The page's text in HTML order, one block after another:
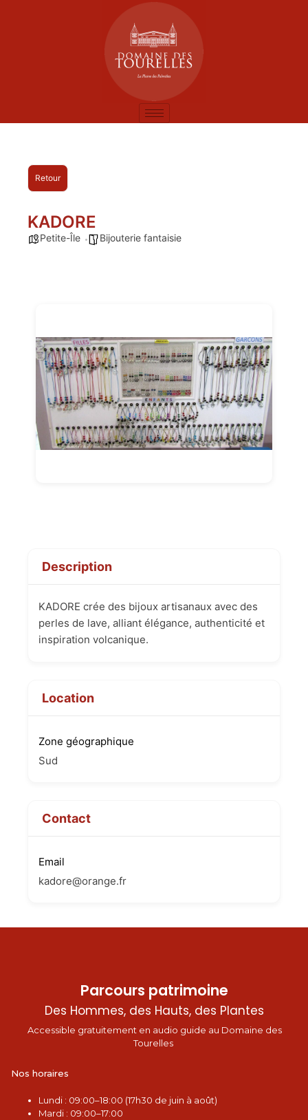
Retour
KADORE
Petite-Île Bijouterie fantaisie
Description
KADORE crée des bijoux artisanaux avec des
perles de lave, alliant élégance, authenticité et
inspiration volcanique.
Location
Zone géographique
Sud
Contact
Email
kadore@orange.fr
Parcours patrimoine
Des Hommes, des Hauts, des Plantes
Accessible gratuitement en audio guide au Domaine des
Tourelles
Nos horaires
Lundi : 09:00–18:00 (17h30 de juin à août)
Mardi : 09:00–17:00